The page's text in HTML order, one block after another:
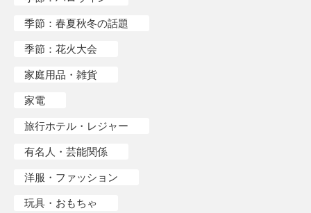
季節：春夏秋冬の話題
季節：花火大会
家庭用品・雑貨
家電
旅行ホテル・レジャー
有名人・芸能関係
洋服・ファッション
玩具・おもちゃ